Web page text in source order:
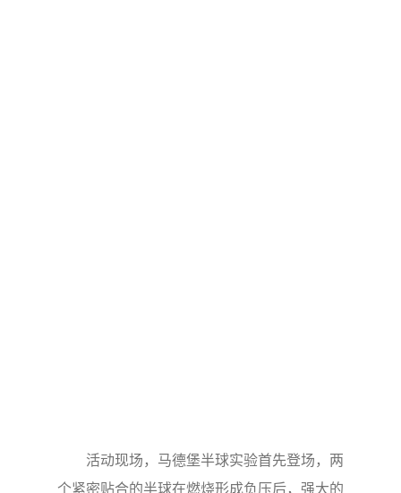
活动现场，马德堡半球实验首先登场，两
个紧密贴合的半球在燃烧形成负压后，强大的